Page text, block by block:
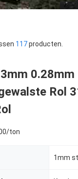
117producten.
0.28mm
Rol
ton
1mm